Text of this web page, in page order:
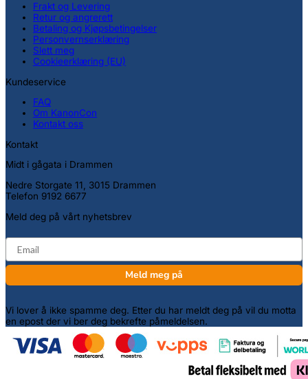
Frakt og Levering
Retur og angrerett
Betaling og Kjøpsbetingelser
Personvernserklæring
Slett meg
Cookieerklæring (EU)
Kundeservice
FAQ
Om KanonCon
Kontakt oss
Kontakt
Midt i gågata i Drammen
Nedre Storgate 11, 3015 Drammen
Telefon 9192 6677
Meld deg på vårt nyhetsbrev
email
Meld meg på
Vi lover å ikke spamme deg. Etter du har meldt deg på vil du motta
en epost der vi ber deg bekrefte påmeldelsen.